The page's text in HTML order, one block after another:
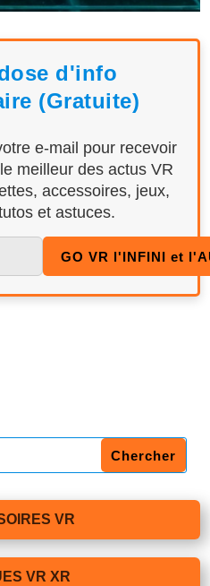
d'info
(Gratuite)
e-mail pour recevoir
meilleur des actus VR
accessoires, jeux,
et astuces.
VR
VR XR